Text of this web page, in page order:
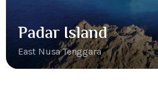
Padar Island
East Nusa Tenggara